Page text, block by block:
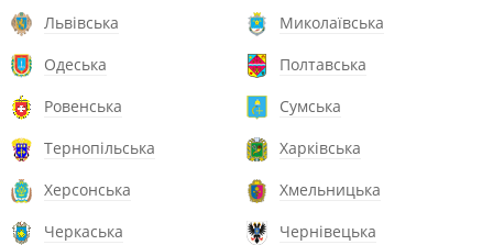
Львівська
Миколаївська
Одеська
Полтавська
Ровенська
Сумська
Тернопільська
Харківська
Херсонська
Хмельницька
Черкаська
Чернівецька